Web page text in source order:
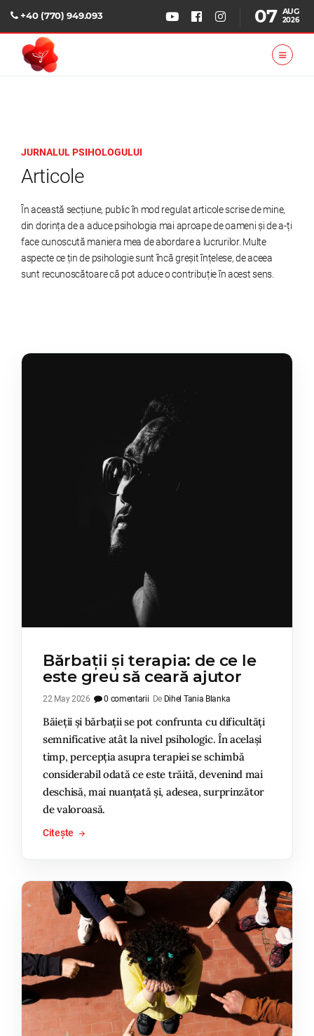
+40 (770) 949.093 07 AUG
2026
JURNALUL PSIHOLOGULUI
Articole
În această secțiune, public în mod regulat articole scrise de mine,
din dorința de a aduce psihologia mai aproape de oameni și de a-ți
face cunoscută maniera mea de abordare a lucrurilor. Multe
aspecte ce țin de psihologie sunt încă greșit înțelese, de aceea
sunt recunoscătoare că pot aduce o contribuție în acest sens.
Bărbații și terapia: de ce le
este greu să ceară ajutor
22 May 2026 0 comentarii De Dihel Tania Blanka
Băieții și bărbații se pot confrunta cu dificultăți
semnificative atât la nivel psihologic. În același
timp, percepția asupra terapiei se schimbă
considerabil odată ce este trăită, devenind mai
deschisă, mai nuanțată și, adesea, surprinzător
de valoroasă.
Citește